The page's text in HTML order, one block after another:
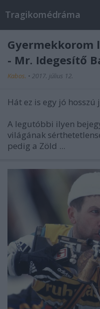
Tragikomédráma
Gyermekkorom
- Mr. Idegesítő
Kabos. • 2017. július 12.
Hát ez is egy jó hosszú
A legutóbbi ilyen
világának
pedig a Zöld ...